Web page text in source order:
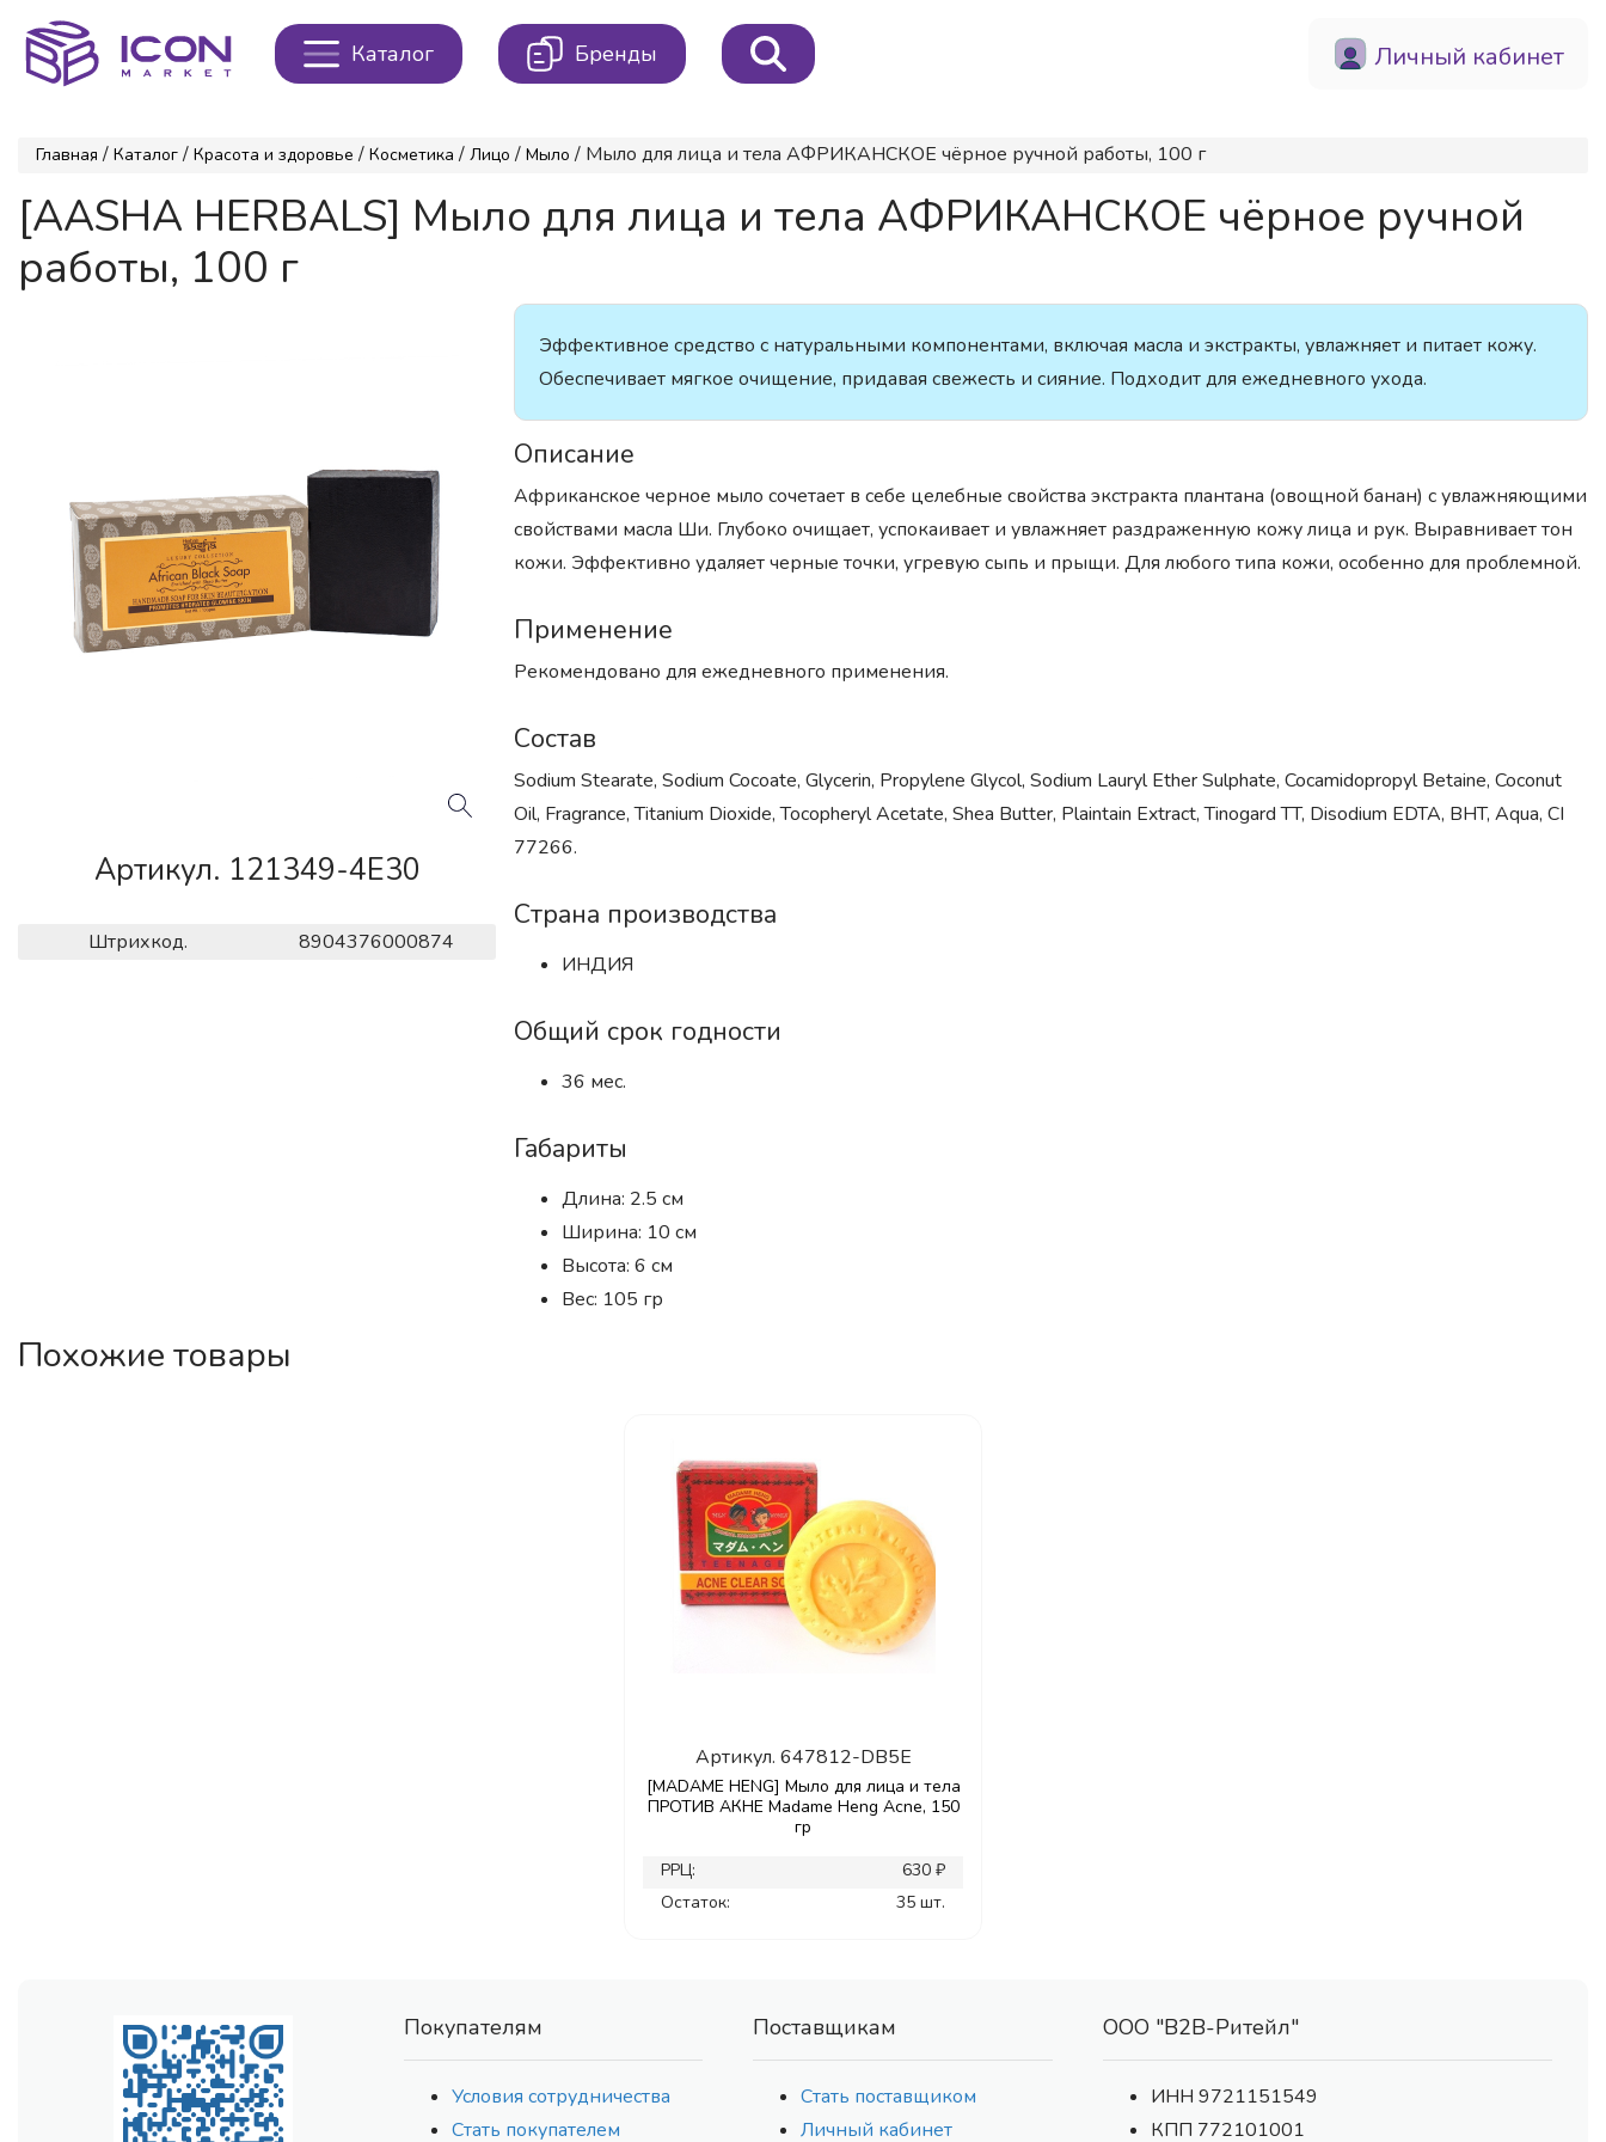
Каталог Бренды Личный кабинет
Главная / Каталог / Красота и здоровье / Косметика / Лицо / Мыло / Мыло для лица и тела АФРИКАНСКОЕ чёрное ручной работы, 100 г
[AASHA HERBALS] Мыло для лица и тела АФРИКАНСКОЕ чёрное ручной
работы, 100 г
Артикул. 121349-4E30
Штрихкод. 8904376000874
Эффективное средство с натуральными компонентами, включая масла и экстракты, увлажняет и питает кожу.
Обеспечивает мягкое очищение, придавая свежесть и сияние. Подходит для ежедневного ухода.
Описание
Африканское черное мыло сочетает в себе целебные свойства экстракта плантана (овощной банан) с увлажняющими
свойствами масла Ши. Глубоко очищает, успокаивает и увлажняет раздраженную кожу лица и рук. Выравнивает тон
кожи. Эффективно удаляет черные точки, угревую сыпь и прыщи. Для любого типа кожи, особенно для проблемной.
Применение
Рекомендовано для ежедневного применения.
Состав
Sodium Stearate, Sodium Cocoate, Glycerin, Propylene Glycol, Sodium Lauryl Ether Sulphate, Cocamidopropyl Betaine, Coconut
Oil, Fragrance, Titanium Dioxide, Tocopheryl Acetate, Shea Butter, Plaintain Extract, Tinogard TT, Disodium EDTA, BHT, Aqua, CI
77266.
Страна производства
ИНДИЯ
Общий срок годности
36 мес.
Габариты
Длина: 2.5 см
Ширина: 10 см
Высота: 6 см
Вес: 105 гр
Похожие товары
Артикул. 647812-DB5E
[MADAME HENG] Мыло для лица и тела
ПРОТИВ АКНЕ Madame Heng Acne, 150
гр
РРЦ:
630 ₽
Остаток:
35 шт.
Покупателям
Условия сотрудничества
Стать покупателем
Поставщикам
Стать поставщиком
Личный кабинет
ООО "В2В-Ритейл"
ИНН 9721151549
КПП 772101001